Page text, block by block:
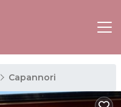
Capannori